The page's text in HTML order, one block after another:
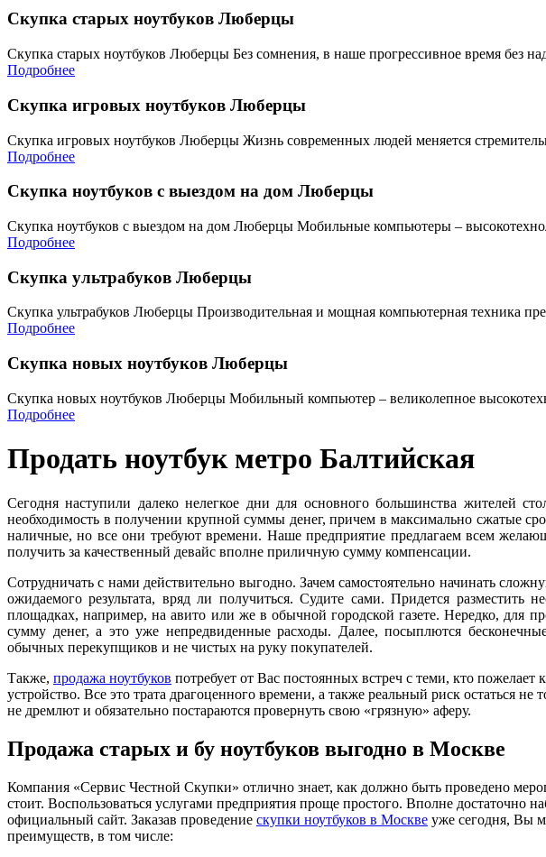
Скупка старых ноутбуков Люберцы
Скупка старых ноутбуков Люберцы Без сомнения, в наше прогрессивное время без
Подробнее
Скупка игровых ноутбуков Люберцы
Скупка игровых ноутбуков Люберцы Жизнь современных людей меняется
Подробнее
Скупка ноутбуков с выездом на дом Люберцы
Скупка ноутбуков с выездом на дом Люберцы Мобильные компьютеры –
Подробнее
Скупка ультрабуков Люберцы
Скупка ультрабуков Люберцы Производительная и мощная компьютерная техника
Подробнее
Скупка новых ноутбуков Люберцы
Скупка новых ноутбуков Люберцы Мобильный компьютер – великолепное
Подробнее
Продать ноутбук метро Балтийская
Сегодня наступили далеко нелегкое дни для основного большинства жителей
необходимость в получении крупной суммы денег, причем в максимально сжатые
наличные, но все они требуют времени. Наше предприятие предлагаем всем
получить за качественный девайс вполне приличную сумму компенсации.
Сотрудничать с нами действительно выгодно. Зачем самостоятельно начинать
ожидаемого результата, вряд ли получиться. Судите сами. Придется разместить
площадках, например, на авито или же в обычной городской газете. Нередко, для
сумму денег, а это уже непредвиденные расходы. Далее, посыплются
обычных перекупщиков и не чистых на руку покупателей.
Также, продажа ноутбуков потребует от Вас постоянных встреч с теми, кто
устройство. Все это трата драгоценного времени, а также реальный риск остаться не
не дремлют и обязательно постараются провернуть свою «грязную» аферу.
Продажа старых и бу ноутбуков выгодно в Москве
Компания «Сервис Честной Скупки» отлично знает, как должно быть проведено
стоит. Воспользоваться услугами предприятия проще простого. Вполне достаточно
официальный сайт. Заказав проведение скупки ноутбуков в Москве уже сегодня, Вы
преимуществ, в том числе: